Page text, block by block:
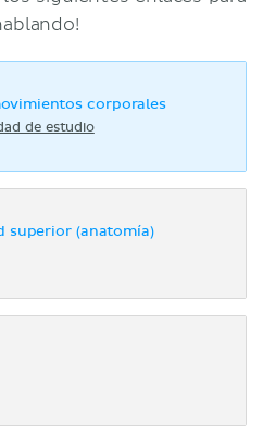
corporales
de estudio
superior (anatomía)